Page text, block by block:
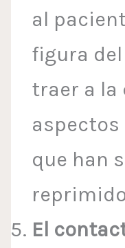
al
figura
traer a la
que han
El